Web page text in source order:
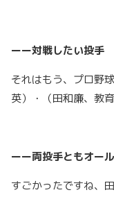
ーー対戦したい投手
それはもう、プロ野
英）・（田和廉、教
ーー両投手ともオー
すごかったですね、